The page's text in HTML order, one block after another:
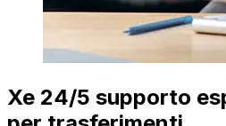
Xe 24/5 supporto